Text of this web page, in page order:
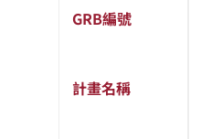
GRB編號
計畫名稱